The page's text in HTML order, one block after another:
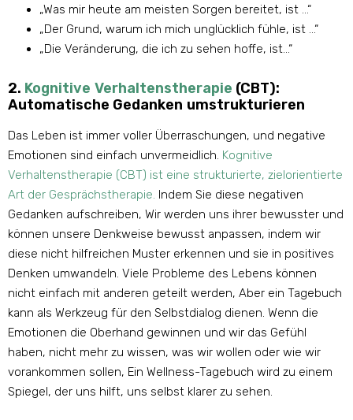
„Was mir heute am meisten Sorgen bereitet, ist …“
„Der Grund, warum ich mich unglücklich fühle, ist …“
„Die Veränderung, die ich zu sehen hoffe, ist…“
2. Kognitive Verhaltenstherapie (CBT):
Automatische Gedanken umstrukturieren
Das Leben ist immer voller Überraschungen, und negative
Emotionen sind einfach unvermeidlich. Kognitive
Verhaltenstherapie (CBT) ist eine strukturierte, zielorientierte
Art der Gesprächstherapie. Indem Sie diese negativen
Gedanken aufschreiben, Wir werden uns ihrer bewusster und
können unsere Denkweise bewusst anpassen, indem wir
diese nicht hilfreichen Muster erkennen und sie in positives
Denken umwandeln. Viele Probleme des Lebens können
nicht einfach mit anderen geteilt werden, Aber ein Tagebuch
kann als Werkzeug für den Selbstdialog dienen. Wenn die
Emotionen die Oberhand gewinnen und wir das Gefühl
haben, nicht mehr zu wissen, was wir wollen oder wie wir
vorankommen sollen, Ein Wellness-Tagebuch wird zu einem
Spiegel, der uns hilft, uns selbst klarer zu sehen.